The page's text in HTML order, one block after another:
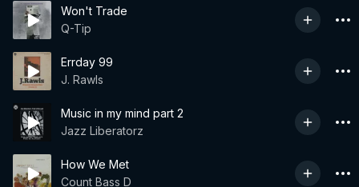
Won't Trade
Q-Tip
Errday 99
J. Rawls
Music in my mind part 2
Jazz Liberatorz
How We Met
Count Bass D